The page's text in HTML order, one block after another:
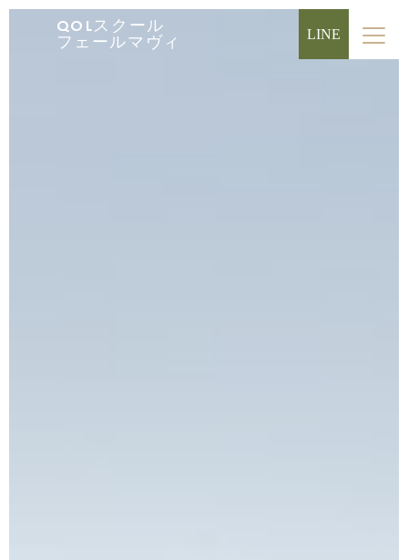
QOLスクール
フェールマヴィ
LINE